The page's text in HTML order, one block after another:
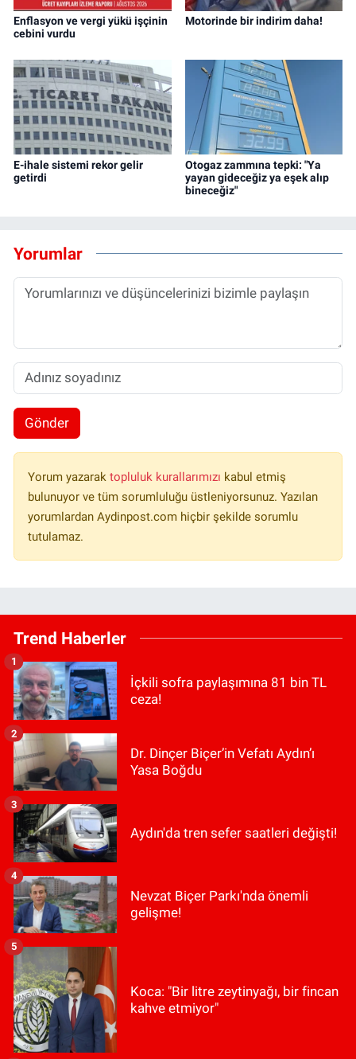
Enflasyon ve vergi yükü işçinin
cebini vurdu
Motorinde bir indirim daha!
E-ihale sistemi rekor gelir
getirdi
Otogaz zammına tepki: "Ya
yayan gideceğiz ya eşek alıp
bineceğiz"
Yorumlar
Gönder
Yorum yazarak topluluk kurallarımızı kabul etmiş
bulunuyor ve tüm sorumluluğu üstleniyorsunuz. Yazılan
yorumlardan Aydinpost.com hiçbir şekilde sorumlu
tutulamaz.
Trend Haberler
İçkili sofra paylaşımına 81 bin TL
ceza!
1
Dr. Dinçer Biçer’in Vefatı Aydın’ı
Yasa Boğdu
2
Aydın'da tren sefer saatleri değişti!
3
Nevzat Biçer Parkı'nda önemli
gelişme!
4
Koca: "Bir litre zeytinyağı, bir fincan
kahve etmiyor"
5